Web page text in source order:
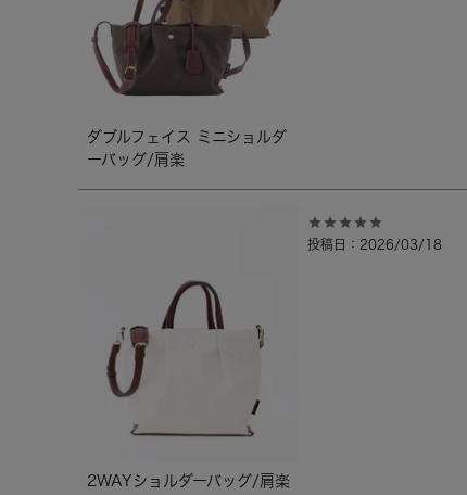
ダブルフェイス ミニショルダ
ーバッグ/肩楽
2WAYショルダーバッグ/肩楽
投稿日 2026/03/18